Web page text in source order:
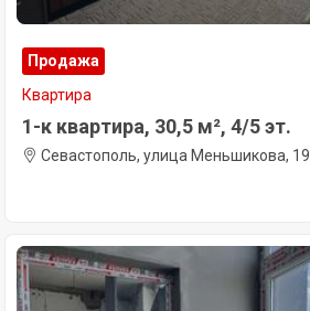
Продажа
Квартира
1-к квартира, 30,5 м², 4/5 эт.
Севастополь, улица Меньшикова, 19